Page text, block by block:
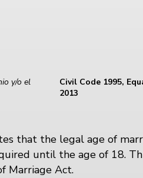
y/o el
Civil Code 1995,
2013
that the legal age of
until the age of 18.
Marriage Act.